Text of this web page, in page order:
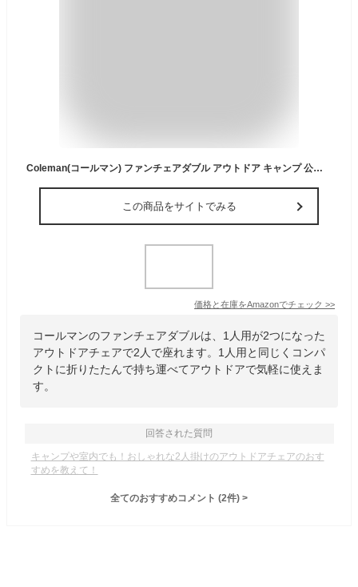
Coleman(コールマン) ファンチェアダブル アウトドア キャンプ 公園 収納ケース付き レジャー 屋外 椅子 持ち運び ベランダ 二人掛け
この商品をサイトでみる
価格と在庫をAmazonでチェック >>
コールマンのファンチェアダブルは、1人用が2つになった
アウトドアチェアで2人で座れます。1人用と同じくコンパ
クトに折りたたんで持ち運べてアウトドアで気軽に使えま
す。
回答された質問
キャンプや室内でも！おしゃれな2人掛けのアウトドアチェアのおす
すめを教えて！
全てのおすすめコメント (2件) >